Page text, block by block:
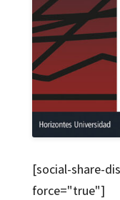
[social-share-
force="true"]